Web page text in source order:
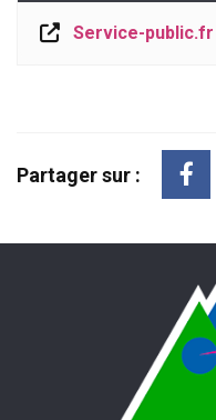
Service-public.fr
Partager sur :